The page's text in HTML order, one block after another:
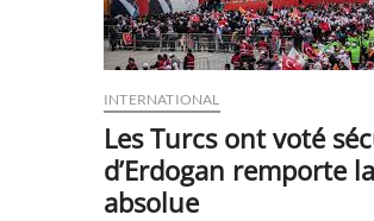
INTERNATIONAL
Les Turcs ont voté
d’Erdogan remporte
absolue